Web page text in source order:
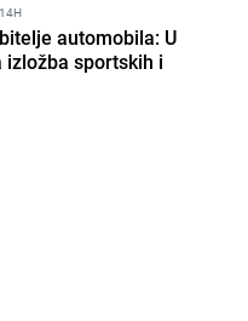
automobila: U
izložba sportskih i